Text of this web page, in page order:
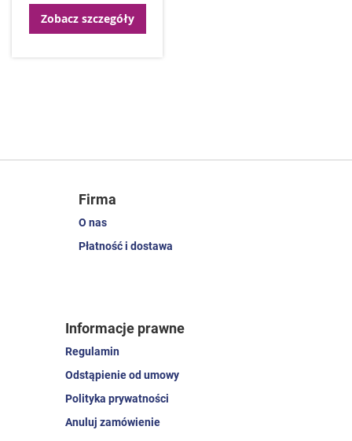
Zobacz szczegóły
Firma
O nas
Płatność i dostawa
Informacje prawne
Regulamin
Odstąpienie od umowy
Polityka prywatności
Anuluj zamówienie